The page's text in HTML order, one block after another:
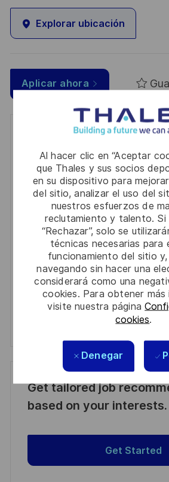
Al hacer clic en “Aceptar
que Thales y sus socios
en su dispositivo para
del sitio, analizar el uso del
nuestros esfuerzos de
reclutamiento y talento. Si
“Rechazar”, solo se
técnicas necesarias para
funcionamiento del sitio
navegando sin hacer una
considerará como una
cookies. Para obtener más
visite nuestra página
cookies.
Denegar
Explorar ubicación
Aplicar ahora
Get notified for similar
You'll receive updates once a
Enter
address
(Required)
Required
Revise y acepte los términos del
su información personal
Activar
Manage alerts
Get tailored job
based on your interests.
Get Started